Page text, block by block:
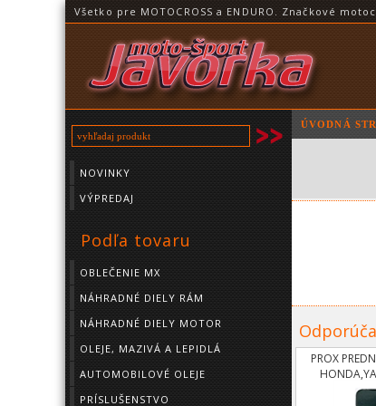
Všetko pre MOTOCROSS a ENDURO. Značkové
NOVINKY
VÝPREDAJ
Podľa tovaru
OBLEČENIE MX
NÁHRADNÉ DIELY RÁM
NÁHRADNÉ DIELY MOTOR
OLEJE, MAZIVÁ A LEPIDLÁ
AUTOMOBILOVÉ OLEJE
PRÍSLUŠENSTVO
ÚVODNÁ
PROX